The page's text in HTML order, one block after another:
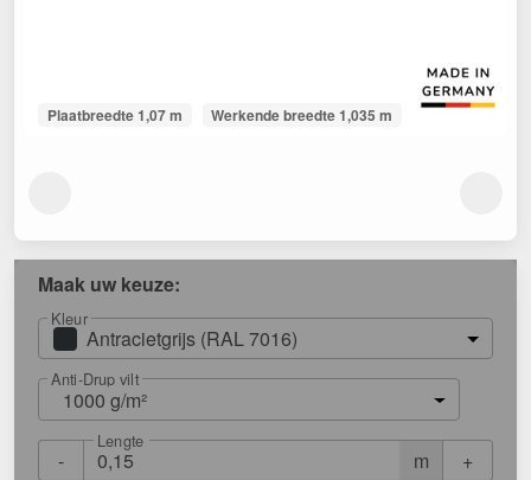
Plaatbreedte 1,07 m Werkende breedte 1,035 m
Maak uw keuze:
Kleur
Antracietgrijs (RAL 7016)
Anti-Drup vilt
1000 g/m²
- m
Lengte
+